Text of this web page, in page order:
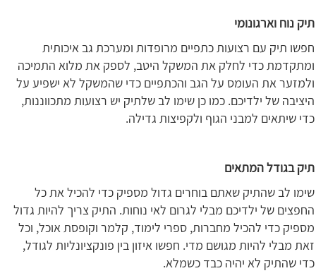
תיק נוח וארגונומי
חפשו תיק עם רצועות כתפיים מרופדות ומערכת גב איכותית
ומתקדמת כדי לחלק את המשקל היטב, לספק את מלוא התמיכה
ולמזער את העומס על הגב והכתפיים כדי שהמשקל לא ישפיע על
היציבה של ילדיכם. כמו כן שימו לב שלתיק יש רצועות מתכווננות,
כדי שיתאים למבני הגוף ולקפיצות גדילה.
תיק בגודל המתאים
שימו לב שהתיק שאתם בוחרים גדול מספיק כדי להכיל את כל
החפצים של ילדיכם מבלי לגרום לאי נוחות. התיק צריך להיות גדול
מספיק כדי להכיל מחברות, ספרי לימוד, קלמר וקופסת אוכל, וכל
זאת מבלי להיות מגושם מדי. חפשו איזון בין פונקציונליות לגודל,
כדי שהתיק לא יהיה כבד כשמלא.